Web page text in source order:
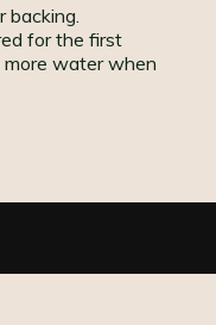
backing.
for the first
more water when